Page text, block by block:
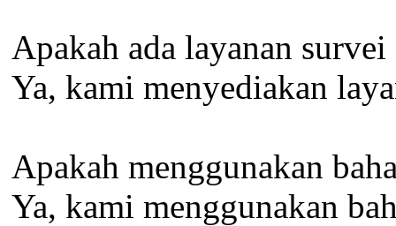
Apakah ada layanan
Ya, kami menyediakan
Apakah menggunakan
Ya, kami menggunakan